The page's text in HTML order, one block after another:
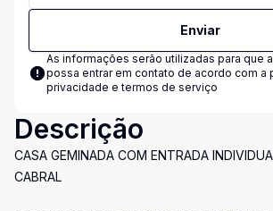
Enviar
As informações serão utilizadas para que
possa entrar em contato de acordo com a
privacidade e termos de serviço
Descrição
CASA GEMINADA COM ENTRADA
CABRAL